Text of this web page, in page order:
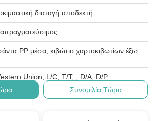
διαταγή αποδεκτή
PP μέσα, κιβώτιο χαρτοκιβωτίων έξω
Union, L/C, T/T, , D/A, D/P
Συνομιλία Τώρα